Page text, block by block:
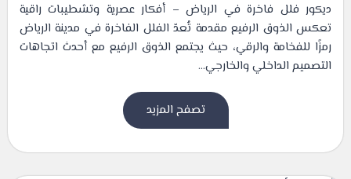
ديكور فلل فاخرة في الرياض – أفكار عصرية وتشطيبات راقية
تعكس الذوق الرفيع مقدمة تُعدّ الفلل الفاخرة في مدينة الرياض
رمزًا للفخامة والرقي، حيث يجتمع الذوق الرفيع مع أحدث اتجاهات
التصميم الداخلي والخارجي...
تصفح المزيد